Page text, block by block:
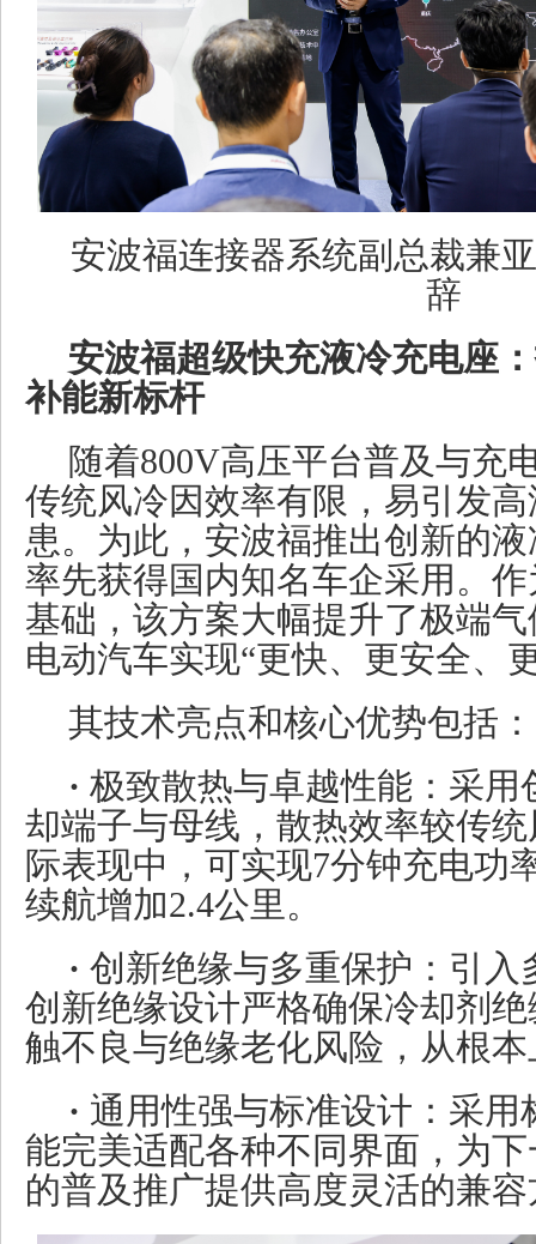
安波福连接器系统副总裁兼
辞
安波福超级快充液冷充电座
补能新标杆
随着800V高压平台普及与充
传统风冷因效率有限，易引发
患。为此，安波福推出创新的
率先获得国内知名车企采用。
基础，该方案大幅提升了极端
电动汽车实现“更快、更安全、
其技术亮点和核心优势包括：
· 极致散热与卓越性能：采用
却端子与母线，散热效率较传
际表现中，可实现7分钟充电功
续航增加2.4公里。
· 创新绝缘与多重保护：引入
创新绝缘设计严格确保冷却剂
触不良与绝缘老化风险，从根
· 通用性强与标准设计：采用
能完美适配各种不同界面，为
的普及推广提供高度灵活的兼